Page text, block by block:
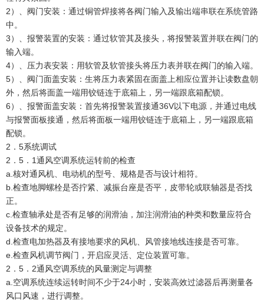
2）、阀门安装：通过铜管焊接将各阀门输入及输出端串联在系统管路
中。
3）、报警装置的安装：通过软管其及接头，将报警装置并联在阀门的
输入端。
4）、压力表安装：用软管及软管接头将压力表并联在阀门的输入端。
5）、阀门面盖安装：生将压力表紧固在面盖上相应位置并让读数盘朝
外，然后将面盖一端用铰链连于底箱上，另一端跟底箱配锁。
6）、报警面盖安装：首先将报警装置接通36V以下电源，并通过电线
与报警面板接通，然后将面板一端用铰链连于底箱上，另一端跟底箱
配锁。
2．5系统调试
2．5．1通风空调系统运转前的检查
a.核对通风机、电动机的型号、规格是否与设计相符。
b.检查地脚螺栓是否拧紧、减振台座是否平，皮带轮或联轴器是否找
正。
c.检查轴承处是否有足够的润滑油，加注润滑油的种类和数量应符合
设备技术的规定。
d.检查电加热器及有接地要求的风机、风管接地线连接是否可靠。
e.检查风机调节阀门，开启应灵活、定位装置可靠。
2．5．2通风空调系统的风量测定与调整
a.空调系统连续运转时间不少于24小时，安装高效过滤器后再测量各
风口风速，进行调整。